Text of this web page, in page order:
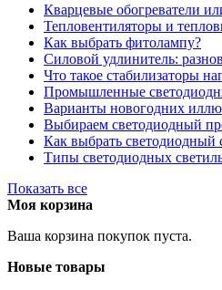
Кварцевые обогреватели
Тепловентиляторы и
Как выбрать фитолампу?
Силовой удлинитель:
Что такое стабилизаторы
Промышленные
Варианты новогодних
Выбираем светодиодный
Как выбрать светодиодный
Типы светодиодных
Показать все
Моя корзина
Ваша корзина покупок пуста.
Новые товары